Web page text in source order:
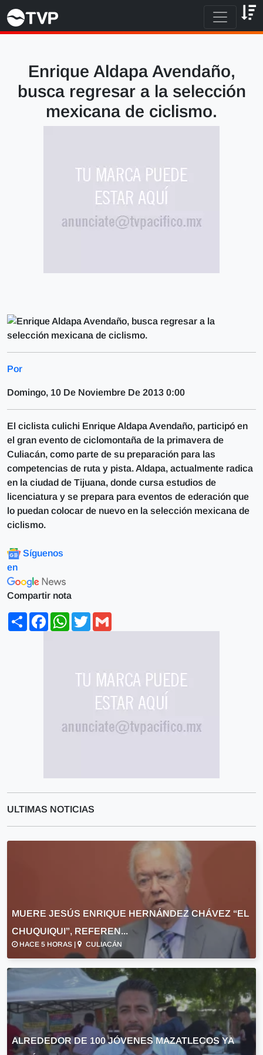
Enrique Aldapa Avendaño,
busca regresar a la selección
mexicana de ciclismo.
Por
Domingo, 10 De Noviembre De 2013 0:00
El ciclista culichi Enrique Aldapa Avendaño, participó en
el gran evento de ciclomontaña de la primavera de
Culiacán, como parte de su preparación para las
competencias de ruta y pista. Aldapa, actualmente radica
en la ciudad de Tijuana, donde cursa estudios de
licenciatura y se prepara para eventos de ederación que
lo puedan colocar de nuevo en la selección mexicana de
ciclismo.
Síguenos
en
Compartir nota
ShareFacebookWhatsApp
Twitter
ULTIMAS NOTICIAS
MUERE JESÚS ENRIQUE HERNÁNDEZ CHÁVEZ “EL
CHUQUIQUI”, REFEREN...
HACE 5 HORAS | CULIACÁN
ALREDEDOR DE 100 JÓVENES MAZATLECOS YA